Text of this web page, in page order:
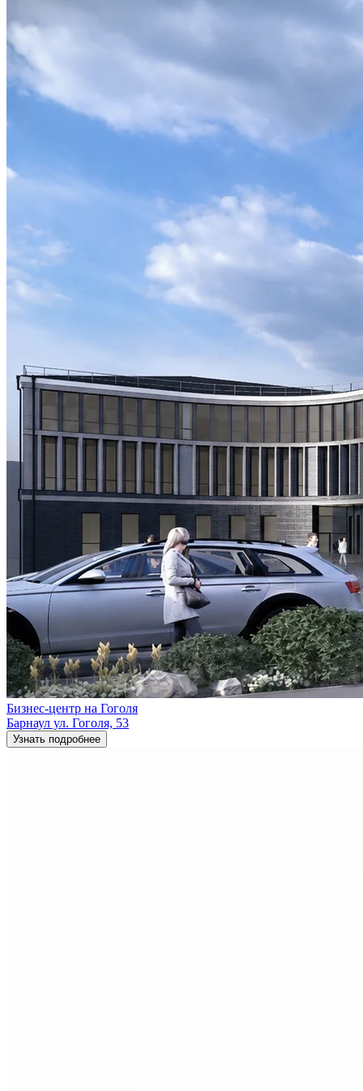
Бизнес-центр на Гоголя
Барнаул ул. Гоголя, 53
Узнать подробнее